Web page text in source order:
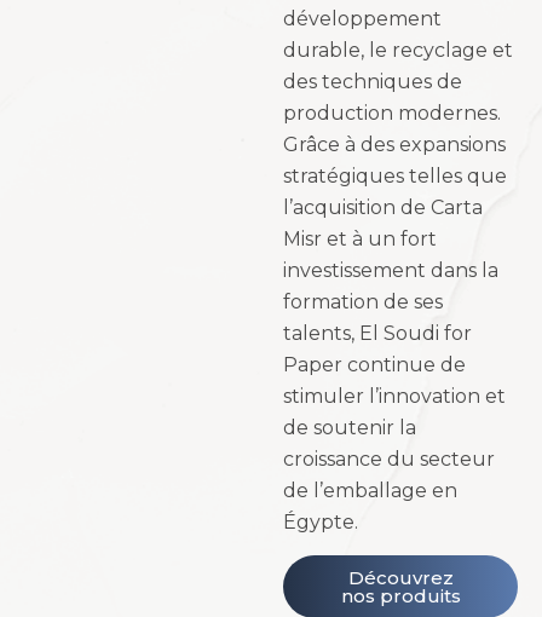
développement
durable, le recyclage et
des techniques de
production modernes.
Grâce à des expansions
stratégiques telles que
l’acquisition de Carta
Misr et à un fort
investissement dans la
formation de ses
talents, El Soudi for
Paper continue de
stimuler l’innovation et
de soutenir la
croissance du secteur
de l’emballage en
Égypte.
Découvrez
nos produits